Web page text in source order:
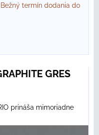
Bežný termín dodania do
GRES
prináša mimoriadne